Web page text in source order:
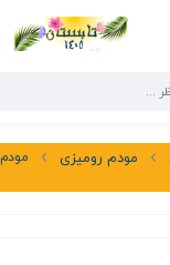
مودم رومیزی